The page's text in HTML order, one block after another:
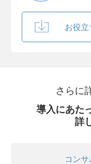
お役立
さらに
導入にあた
詳
コン